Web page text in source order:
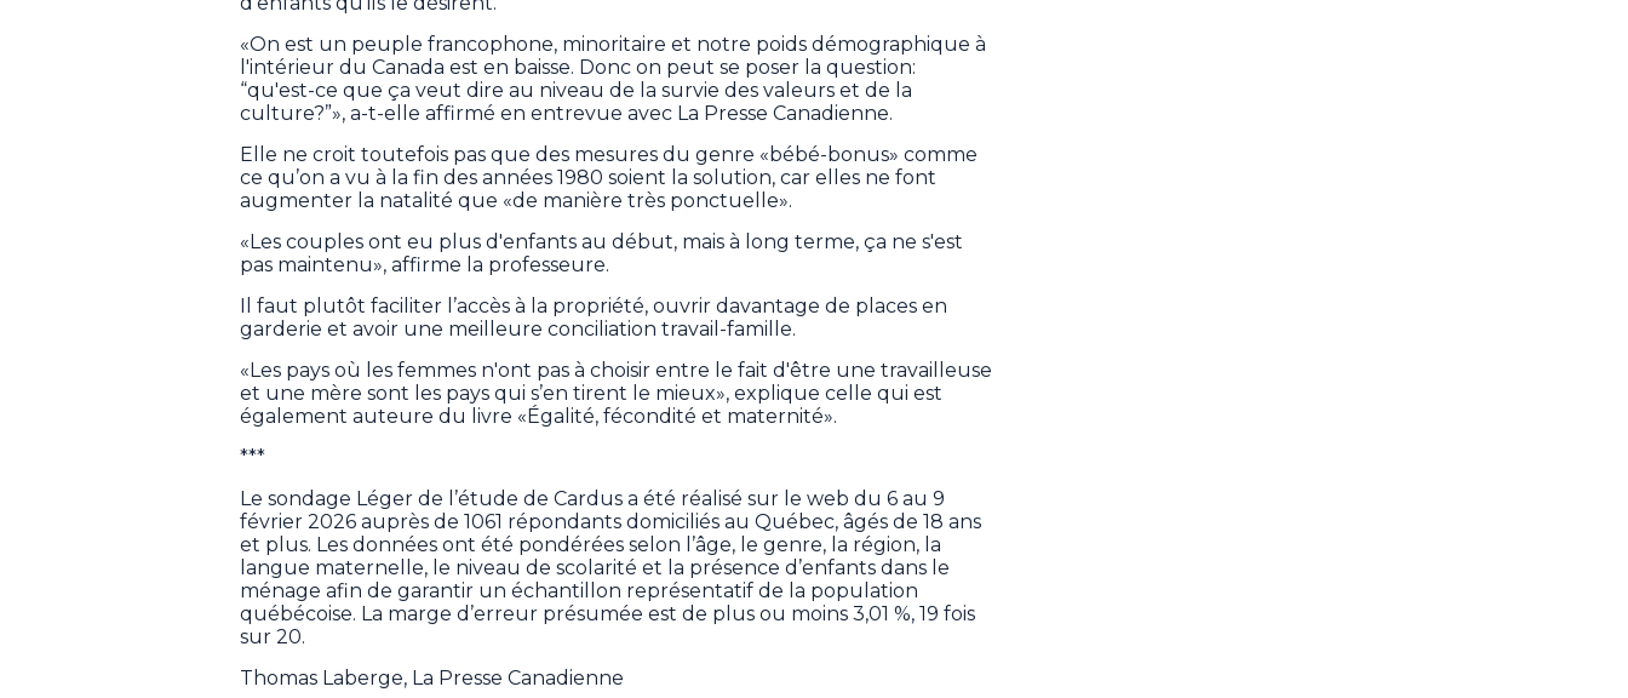
«On est un peuple francophone, minoritaire et notre poids démographique à
l'intérieur du Canada est en baisse. Donc on peut se poser la question:
“qu'est-ce que ça veut dire au niveau de la survie des valeurs et de la
culture?”», a-t-elle affirmé en entrevue avec La Presse Canadienne.
Elle ne croit toutefois pas que des mesures du genre «bébé-bonus» comme
ce qu’on a vu à la fin des années 1980 soient la solution, car elles ne font
augmenter la natalité que «de manière très ponctuelle».
«Les couples ont eu plus d'enfants au début, mais à long terme, ça ne s'est
pas maintenu», affirme la professeure.
Il faut plutôt faciliter l’accès à la propriété, ouvrir davantage de places en
garderie et avoir une meilleure conciliation travail-famille.
«Les pays où les femmes n'ont pas à choisir entre le fait d'être une travailleuse
et une mère sont les pays qui s’en tirent le mieux», explique celle qui est
également auteure du livre «Égalité, fécondité et maternité».
***
Le sondage Léger de l’étude de Cardus a été réalisé sur le web du 6 au 9
février 2026 auprès de 1061 répondants domiciliés au Québec, âgés de 18 ans
et plus. Les données ont été pondérées selon l’âge, le genre, la région, la
langue maternelle, le niveau de scolarité et la présence d’enfants dans le
ménage afin de garantir un échantillon représentatif de la population
québécoise. La marge d’erreur présumée est de plus ou moins 3,01 %, 19 fois
sur 20.
Thomas Laberge, La Presse Canadienne